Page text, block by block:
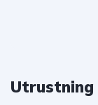
Utrustning